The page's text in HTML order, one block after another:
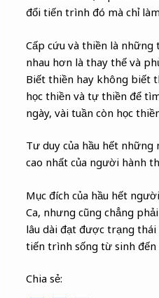
đổi tiến trình đó mà chỉ
Cấp cứu và thiền là những
nhau hơn là thay thế và
Biết thiền hay không biết
học thiền và tự thiền để
ngày, vài tuần còn học
Tư duy của hầu hết
cao nhất của người hành
Mục đích của hầu hết
Ca, nhưng cũng chẳng
lâu dài đạt được trạng
tiến trình sống từ sinh đến
Chia sẻ: